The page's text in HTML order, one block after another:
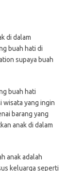
di dalam
buah hati di
supaya buah
buah hati
wisata yang ingin
barang yang
anak di dalam
anak adalah
keluarga seperti